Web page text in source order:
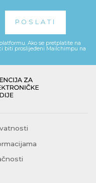
Ako se pretplatite na
biti proslijeđeni Mailchimpu na